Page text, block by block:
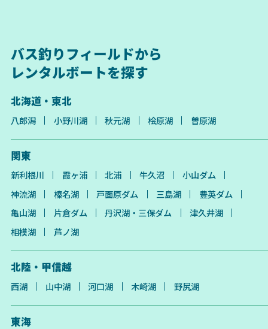
バス釣りフィールドから
レンタルボートを探す
北海道・東北
八郎潟 小野川湖 秋元湖 桧原湖 曽原湖
関東
新利根川 霞ヶ浦 北浦 牛久沼
小山ダム
神流湖
榛名湖 戸面原ダム 三島湖
豊英ダム
亀山湖
片倉ダム 丹沢湖・三保ダム
津久井湖
相模湖
芦ノ湖
北陸・甲信越
西湖 山中湖 河口湖 木崎湖 野尻湖
東海